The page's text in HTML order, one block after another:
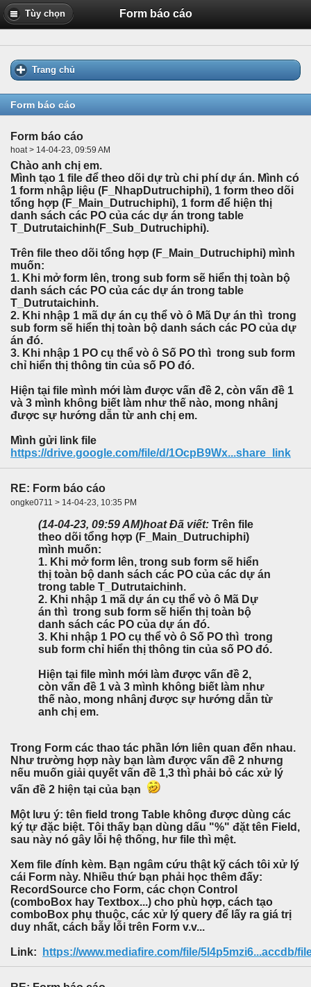
Tùy chọn Form báo cáo
Trang chủ
Form báo cáo
Form báo cáo
hoat > 14-04-23, 09:59 AM
Chào anh chị em.
Mình tạo 1 file để theo dõi dự trù chi phí dự án. Mình có
1 form nhập liệu (F_NhapDutruchiphi), 1 form theo dõi
tổng hợp (F_Main_Dutruchiphi), 1 form để hiện thị
danh sách các PO của các dự án trong table
T_Dutrutaichinh(F_Sub_Dutruchiphi).
Trên file theo dõi tổng hợp (F_Main_Dutruchiphi) mình
muốn:
1. Khi mở form lên, trong sub form sẽ hiển thị toàn bộ
danh sách các PO của các dự án trong table
T_Dutrutaichinh.
2. Khi nhập 1 mã dự án cụ thể vò ô Mã Dự án thì trong
sub form sẽ hiển thị toàn bộ danh sách các PO của dự
án đó.
3. Khi nhập 1 PO cụ thể vò ô Số PO thì trong sub form
chỉ hiển thị thông tin của số PO đó.
Hiện tại file mình mới làm được vấn đề 2, còn vấn đề 1
và 3 mình không biết làm như thế nào, mong nhânj
được sự hướng dẫn từ anh chị em.
Mình gửi link file
https://drive.google.com/file/d/1OcpB9Wx...share_link
RE: Form báo cáo
ongke0711 > 14-04-23, 10:35 PM
(14-04-23, 09:59 AM)hoat Đã viết: Trên file
theo dõi tổng hợp (F_Main_Dutruchiphi)
mình muốn:
1. Khi mở form lên, trong sub form sẽ hiển
thị toàn bộ danh sách các PO của các dự án
trong table T_Dutrutaichinh.
2. Khi nhập 1 mã dự án cụ thể vò ô Mã Dự
án thì trong sub form sẽ hiển thị toàn bộ
danh sách các PO của dự án đó.
3. Khi nhập 1 PO cụ thể vò ô Số PO thì trong
sub form chỉ hiển thị thông tin của số PO đó.
Hiện tại file mình mới làm được vấn đề 2,
còn vấn đề 1 và 3 mình không biết làm như
thế nào, mong nhânj được sự hướng dẫn từ
anh chị em.
Trong Form các thao tác phần lớn liên quan đến nhau.
Như trường hợp này bạn làm được vấn đề 2 nhưng
nếu muốn giải quyết vấn đề 1,3 thì phải bỏ các xử lý
vấn đề 2 hiện tại của bạn
Một lưu ý: tên field trong Table không được dùng các
ký tự đặc biệt. Tôi thấy bạn dùng dấu "%" đặt tên Field,
sau này nó gây lỗi hệ thống, hư file thì mệt.
Xem file đính kèm. Bạn ngâm cứu thật kỹ cách tôi xử lý
cái Form này. Nhiều thứ bạn phải học thêm đấy:
RecordSource cho Form, các chọn Control
(comboBox hay Textbox...) cho phù hợp, cách tạo
comboBox phụ thuộc, các xử lý query để lấy ra giá trị
duy nhất, cách bẫy lỗi trên Form v.v...
Link: https://www.mediafire.com/file/5l4p5mzi6...accdb/